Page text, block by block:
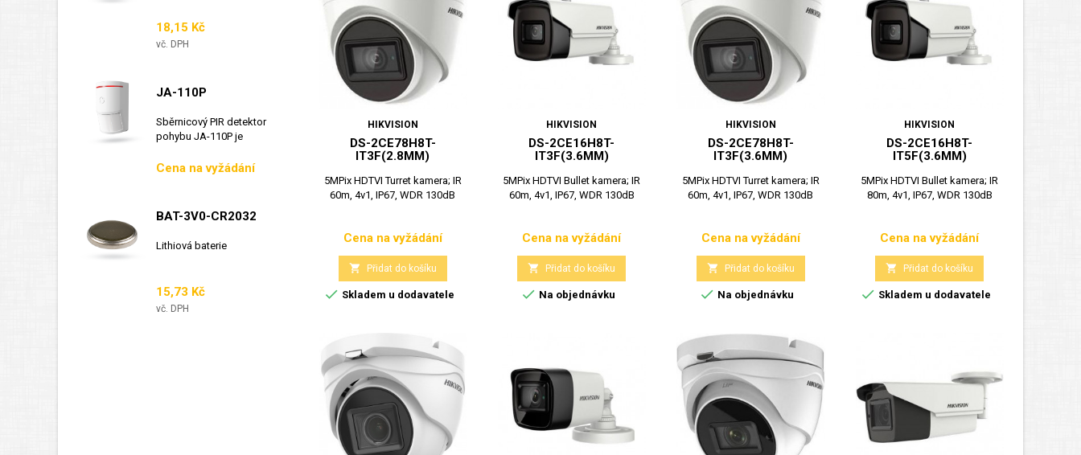
Cena
18,15 Kč
vč. DPH
JA-110P
Sběrnicový PIR detektor
pohybu JA-110P je
Cena
Cena na vyžádání
BAT-3V0-CR2032
Lithiová baterie
Cena
15,73 Kč
vč. DPH
HIKVISION
DS-2CE78H8T-
IT3F(2.8MM)
5MPix HDTVI Turret kamera; IR
60m, 4v1, IP67, WDR 130dB
Cena
Cena na vyžádání
 Přidat do košíku
 Skladem u dodavatele
HIKVISION
DS-2CE16H8T-
IT3F(3.6MM)
5MPix HDTVI Bullet kamera; IR
60m, 4v1, IP67, WDR 130dB
Cena
Cena na vyžádání
 Přidat do košíku
 Na objednávku
HIKVISION
DS-2CE78H8T-
IT3F(3.6MM)
5MPix HDTVI Turret kamera; IR
60m, 4v1, IP67, WDR 130dB
Cena
Cena na vyžádání
 Přidat do košíku
 Na objednávku
HIKVISION
DS-2CE16H8T-
IT5F(3.6MM)
5MPix HDTVI Bullet kamera; IR
80m, 4v1, IP67, WDR 130dB
Cena
Cena na vyžádání
 Přidat do košíku
 Skladem u dodavatele